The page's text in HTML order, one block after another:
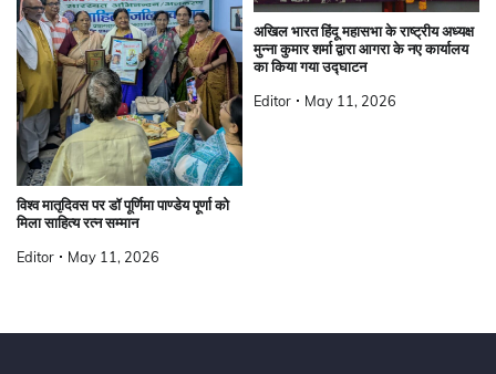
विश्व मातृदिवस पर डॉ पूर्णिमा पाण्डेय पूर्णा को
मिला साहित्य रत्न सम्मान
Editor May 11, 2026
अखिल भारत हिंदू महासभा के राष्ट्रीय अध्यक्ष
मुन्ना कुमार शर्मा द्वारा आगरा के नए कार्यालय
का किया गया उद्घाटन
Editor May 11, 2026